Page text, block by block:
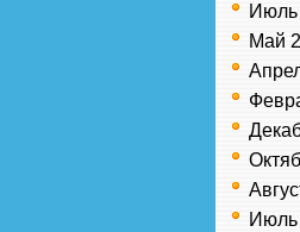
Июль
Май
Июль